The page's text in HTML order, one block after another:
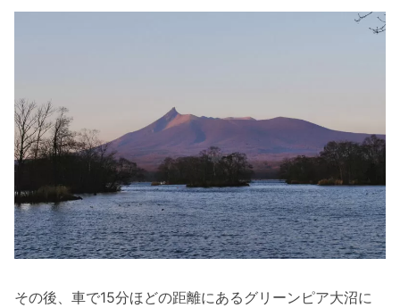
その後、車で15分ほどの距離にあるグリーンピア大沼に